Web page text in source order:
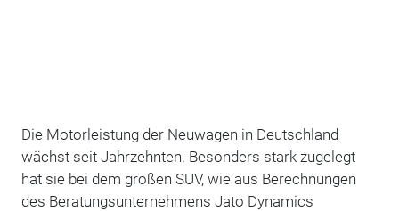
Die Motorleistung der Neuwagen in Deutschland
wächst seit Jahrzehnten. Besonders stark zugelegt
hat sie bei dem großen SUV, wie aus Berechnungen
des Beratungsunternehmens Jato Dynamics